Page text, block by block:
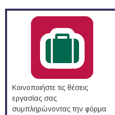
Κοινοποιήστε τις θέσεις
εργασίας σας
συμπληρώνοντας την φόρμα